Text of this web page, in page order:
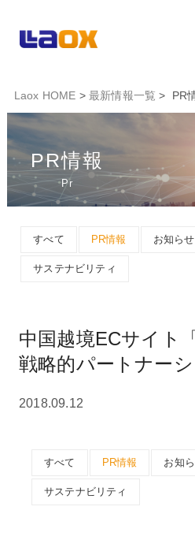
Laox HOME > 最新情報一覧 > PR
PR情報
Pr
すべて PR情報 お知らせ
サステナビリティ
中国越境ECサイト
戦略的パートナー
2018.09.12
すべて PR情報 お知
サステナビリティ